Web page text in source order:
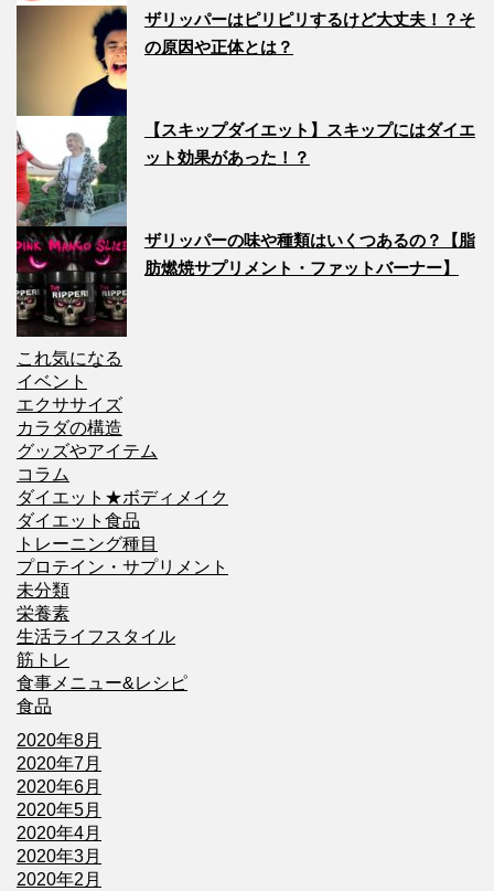
ザリッパーはピリピリするけど大丈夫！？そ
の原因や正体とは？
【スキップダイエット】スキップにはダイエ
ット効果があった！？
ザリッパーの味や種類はいくつあるの？【脂
肪燃焼サプリメント・ファットバーナー】
これ気になる
イベント
エクササイズ
カラダの構造
グッズやアイテム
コラム
ダイエット★ボディメイク
ダイエット食品
トレーニング種目
プロテイン・サプリメント
未分類
栄養素
生活ライフスタイル
筋トレ
食事メニュー&レシピ
食品
2020年8月
2020年7月
2020年6月
2020年5月
2020年4月
2020年3月
2020年2月